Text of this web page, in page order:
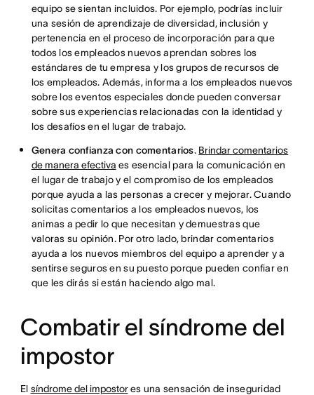
equipo se sientan incluidos. Por ejemplo, podrías incluir
una sesión de aprendizaje de diversidad, inclusión y
pertenencia en el proceso de incorporación para que
todos los empleados nuevos aprendan sobres los
estándares de tu empresa y los grupos de recursos de
los empleados. Además, informa a los empleados nuevos
sobre los eventos especiales donde pueden conversar
sobre sus experiencias relacionadas con la identidad y
los desafíos en el lugar de trabajo.
Genera confianza con comentarios. Brindar comentarios
de manera efectiva es esencial para la comunicación en
el lugar de trabajo y el compromiso de los empleados
porque ayuda a las personas a crecer y mejorar. Cuando
solicitas comentarios a los empleados nuevos, los
animas a pedir lo que necesitan y demuestras que
valoras su opinión. Por otro lado, brindar comentarios
ayuda a los nuevos miembros del equipo a aprender y a
sentirse seguros en su puesto porque pueden confiar en
que les dirás si están haciendo algo mal.
Combatir el síndrome del
impostor
El síndrome del impostores una sensación de inseguridad